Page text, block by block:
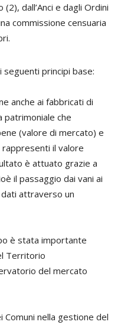
dall’Anci e dagli Ordini
commissione censuaria
principi base:
anche ai fabbricati di
patrimoniale che
(valore di mercato) e
il valore
è attuato grazie a
il passaggio dai vani ai
dati attraverso un
è stata importante
Territorio
del mercato
Comuni nella gestione del